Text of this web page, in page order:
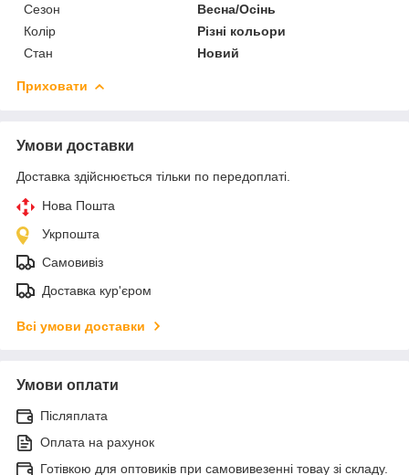
Сезон
Весна/Осінь
Колір
Різні кольори
Стан
Новий
Приховати
Умови доставки
Доставка здійснюється тільки по передоплаті.
Нова Пошта
Укрпошта
Самовивіз
Доставка кур'єром
Всі умови доставки
Умови оплати
Післяплата
Оплата на рахунок
Готівкою для оптовиків при самовивезенні товау зі складу.